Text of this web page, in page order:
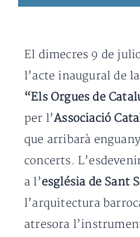
El dimecres 9 de
l’acte inaugural de
“Els Orgues de
per l’Associació
que arribarà
concerts.
a l’església de Sant
l’arquitectura
atresora